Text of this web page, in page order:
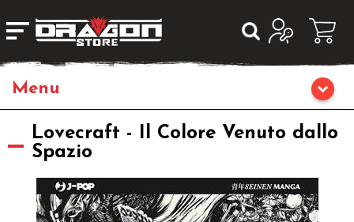
Home
Giochi di Ruolo
Lovecraft - Il Colore Venuto dallo
Spazio